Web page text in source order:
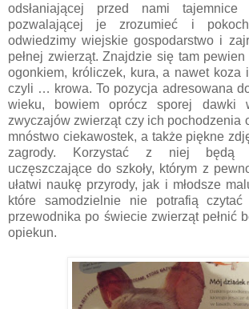
odsłaniającej przed nami tajemnice
pozwalającej je zrozumieć i
odwiedzimy wiejskie gospodarstwo i
pełnej zwierząt. Znajdzie się tam
ogonkiem, króliczek, kura, a nawet koza
czyli … krowa. To pozycja adresowana
wieku, bowiem oprócz sporej dawki
zwyczajów zwierząt czy ich pochodzenia
mnóstwo ciekawostek, a także piękne
zagrody. Korzystać z niej będą
uczęszczające do szkoły, którym z
ułatwi naukę przyrody, jak i młodsze
które samodzielnie nie potrafią
przewodnika po świecie zwierząt pełnić
opiekun.